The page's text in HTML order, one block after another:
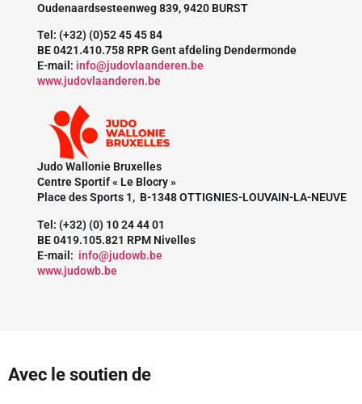
Oudenaardsesteenweg 839, 9420 BURST
Tel: (+32) (0)52 45 45 84
BE 0421.410.758 RPR Gent afdeling Dendermonde
E-mail: info@judovlaanderen.be
www.judovlaanderen.be
Judo Wallonie Bruxelles
Centre Sportif « Le Blocry »
Place des Sports 1, B-1348 OTTIGNIES-LOUVAIN-LA-NEUVE
Tel: (+32) (0) 10 24 44 01
BE 0419.105.821 RPM Nivelles
E-mail: info@judowb.be
www.judowb.be
Avec le soutien de